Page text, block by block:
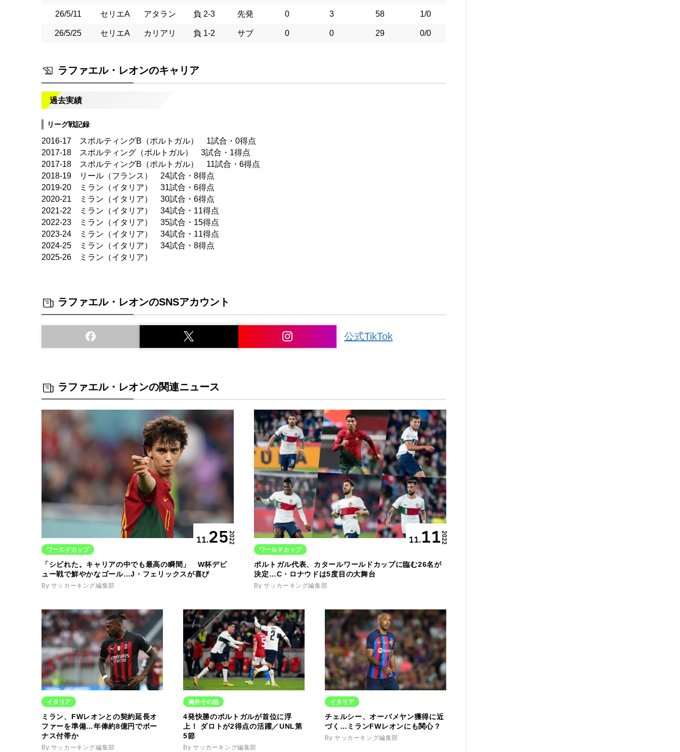
26/5/11 セリエA アタラン 負 2-3 先発 0 3 58 1/0
26/5/25 セリエA カリアリ 負 1-2 サブ 0 0 29 0/0
ラファエル・レオンのキャリア
過去実績
リーグ戦記録
2016-17 スポルティングB（ポルトガル） 1試合・0得点
2017-18 スポルティング（ポルトガル） 3試合・1得点
2017-18 スポルティングB（ポルトガル） 11試合・6得点
2018-19 リール（フランス） 24試合・8得点
2019-20 ミラン（イタリア） 31試合・6得点
2020-21 ミラン（イタリア） 30試合・6得点
2021-22 ミラン（イタリア） 34試合・11得点
2022-23 ミラン（イタリア） 35試合・15得点
2023-24 ミラン（イタリア） 34試合・11得点
2024-25 ミラン（イタリア） 34試合・8得点
2025-26 ミラン（イタリア）
ラファエル・レオンのSNSアカウント
公式TikTok
ラファエル・レオンの関連ニュース
11.252022
ワールドカップ
「シビれた。キャリアの中でも最高の瞬間」 W杯デビ
ュー戦で鮮やかなゴール…J・フェリックスが喜び
By サッカーキング編集部
11.112022
ワールドカップ
ポルトガル代表、カタールワールドカップに臨む26名が
決定…C・ロナウドは5度目の大舞台
By サッカーキング編集部
イタリア
ミラン、FWレオンとの契約延長オ
ファーを準備…年俸約8億円でボー
ナス付帯か
By サッカーキング編集部
海外その他
4発快勝のポルトガルが首位に浮
上！ ダロトが2得点の活躍／UNL第
5節
By サッカーキング編集部
イタリア
チェルシー、オーバメヤン獲得に近
づく…ミランFWレオンにも関心？
By サッカーキング編集部